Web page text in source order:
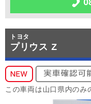
トヨタ
プリウス Z
この車両は山口県内のみ